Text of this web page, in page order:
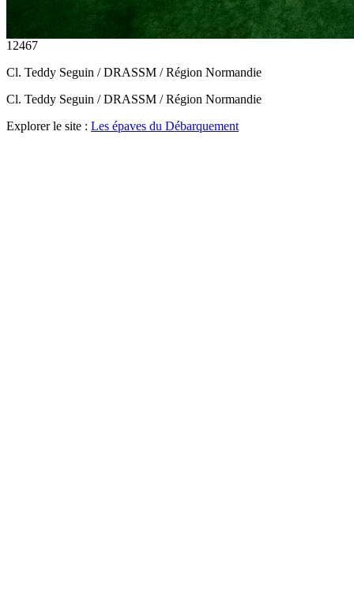
12467
Cl. Teddy Seguin / DRASSM / Région Normandie
Cl. Teddy Seguin / DRASSM / Région Normandie
Explorer le site : Les épaves du Débarquement